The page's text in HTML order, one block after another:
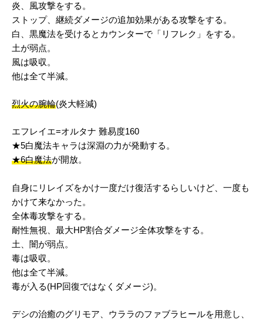
炎、風攻撃をする。
ストップ、継続ダメージの追加効果がある攻撃をする。
白、黒魔法を受けるとカウンターで「リフレク」をする。
土が弱点。
風は吸収。
他は全て半減。
烈火の腕輪(炎大軽減)
エフレイエ=オルタナ 難易度160
★5白魔法キャラは深淵の力が発動する。
★6白魔法が開放。
自身にリレイズをかけ一度だけ復活するらしいけど、一度も
かけて来なかった。
全体毒攻撃をする。
耐性無視、最大HP割合ダメージ全体攻撃をする。
土、闇が弱点。
毒は吸収。
他は全て半減。
毒が入る(HP回復ではなくダメージ)。
デシの治癒のグリモア、ウララのファブラヒールを用意し、